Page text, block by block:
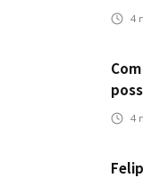
4
4